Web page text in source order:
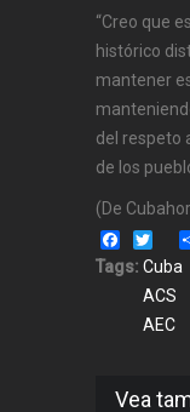
“Creo que
histórico
mantener
del respeto
de los
(De
Tags: Cuba
ACS
AEC
Vea